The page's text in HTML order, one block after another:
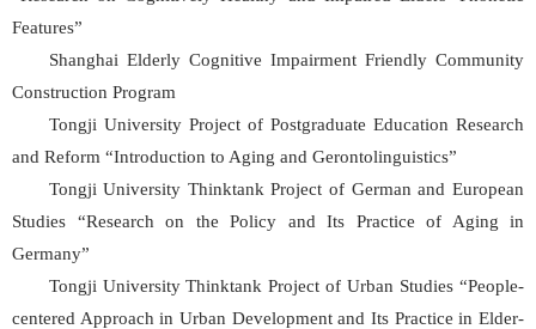
Features”
Shanghai Elderly Cognitive Impairment Friendly Community
Construction Program
Tongji University Project of Postgraduate Education Research
and Reform “Introduction to Aging and Gerontolinguistics”
Tongji University Thinktank Project of German and European
Studies “Research on the Policy and Its Practice of Aging in
Germany”
Tongji University Thinktank Project of Urban Studies “People-
centered Approach in Urban Development and Its Practice in Elder-